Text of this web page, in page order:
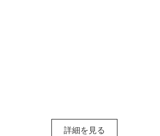
詳細を見る